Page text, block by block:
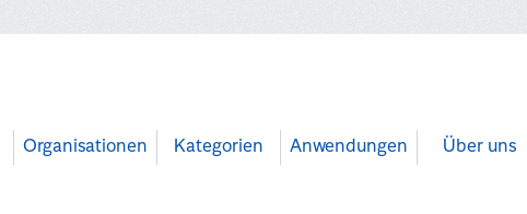
Organisationen Kategorien Anwendungen Über uns